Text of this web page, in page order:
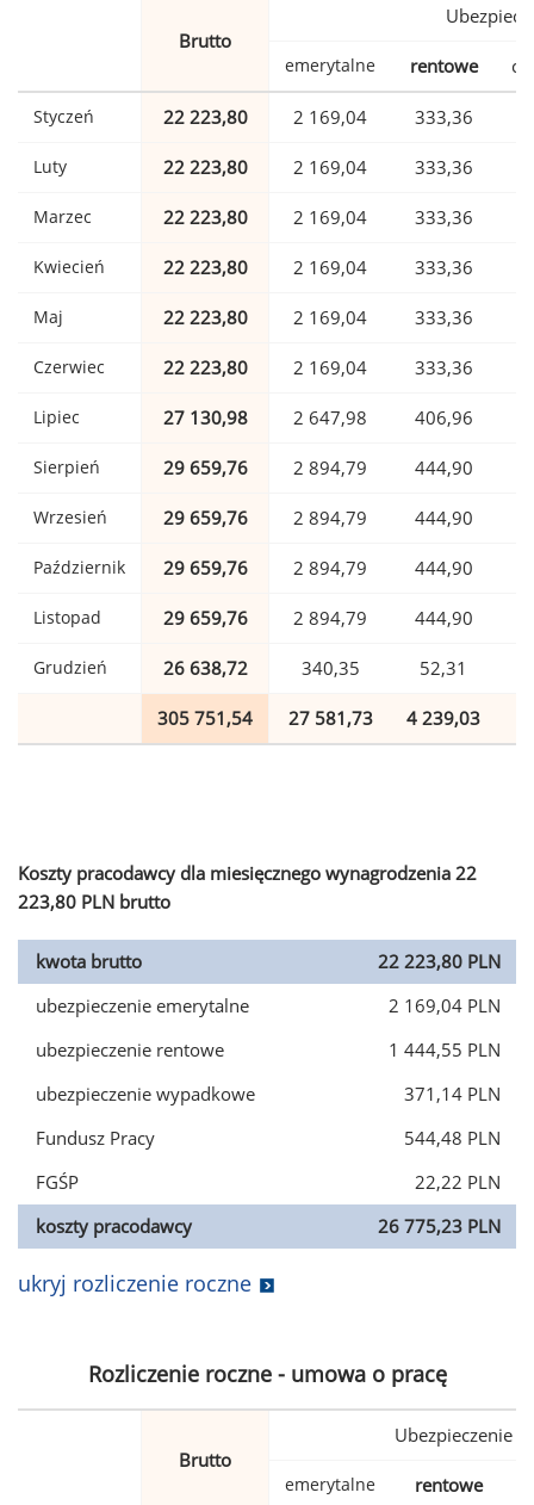
Brutto
emerytalne rentowe
Styczeń 22 223,80 2 169,04 333,36
Luty 22 223,80 2 169,04 333,36
Marzec 22 223,80 2 169,04 333,36
Kwiecień 22 223,80 2 169,04 333,36
Maj 22 223,80 2 169,04 333,36
Czerwiec 22 223,80 2 169,04 333,36
Lipiec 27 130,98 2 647,98 406,96
Sierpień 29 659,76 2 894,79 444,90
Wrzesień 29 659,76 2 894,79 444,90
Październik 29 659,76 2 894,79 444,90
Listopad 29 659,76 2 894,79 444,90
Grudzień 26 638,72 340,35 52,31
305 751,54 27 581,73 4 239,03
Koszty pracodawcy dla miesięcznego wynagrodzenia 22
223,80 PLN brutto
kwota brutto
22 223,80 PLN
ubezpieczenie emerytalne
2 169,04 PLN
ubezpieczenie rentowe
1 444,55 PLN
ubezpieczenie wypadkowe
371,14 PLN
Fundusz Pracy
544,48 PLN
FGŚP
22,22 PLN
koszty pracodawcy
26 775,23 PLN
ukryj rozliczenie roczne
Rozliczenie roczne - umowa o pracę
Brutto
Ubezpieczenie
emerytalne rentowe